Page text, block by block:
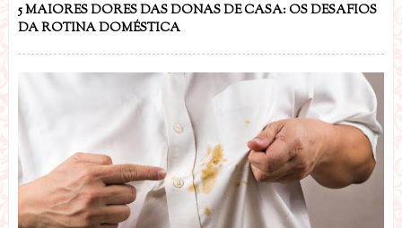
5 MAIORES DORES DAS DONAS DE CASA: OS DESAFIOS
DA ROTINA DOMÉSTICA